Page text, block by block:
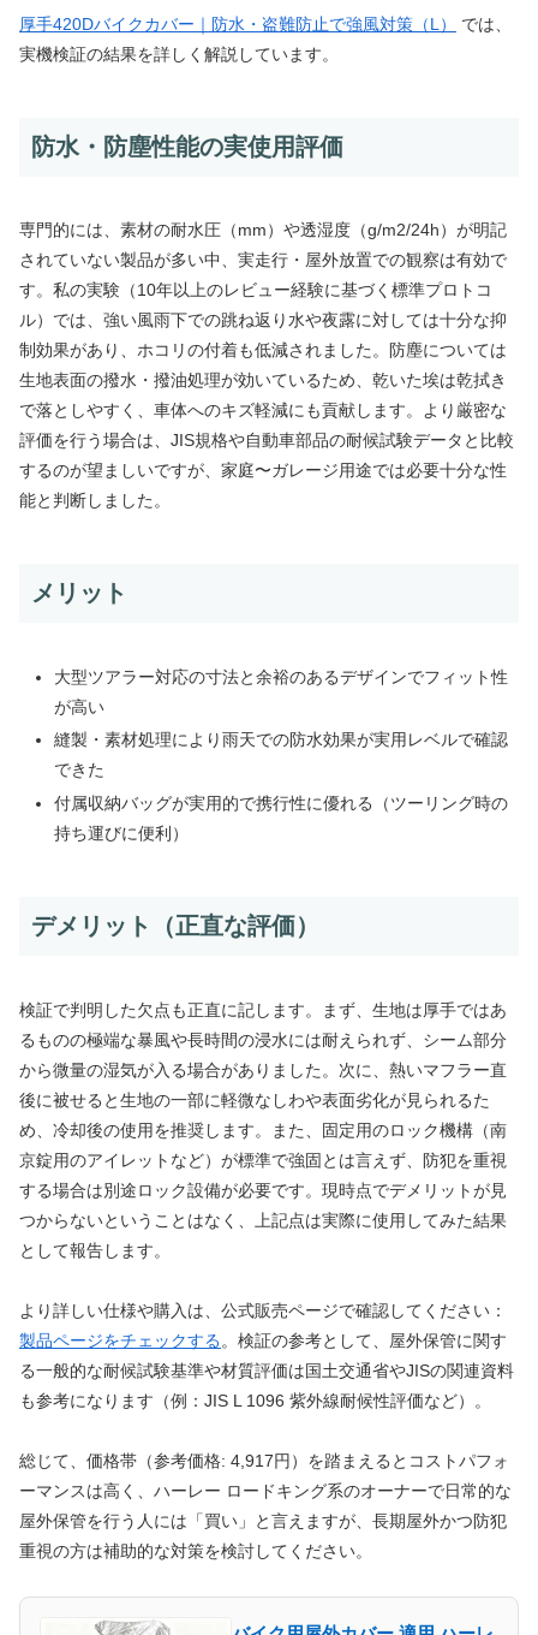
厚手420Dバイクカバー｜防水・盗難防止で強風対策（L）
では、
実機検証の結果を詳しく解説しています。
防水・防塵性能の実使用評価
専門的には、素材の耐水圧（mm）や透湿度（g/m2/24h）が明記
されていない製品が多い中、実走行・屋外放置での観察は有効で
す。私の実験（10年以上のレビュー経験に基づく標準プロトコ
ル）では、強い風雨下での跳ね返り水や夜露に対しては十分な抑
制効果があり、ホコリの付着も低減されました。防塵については
生地表面の撥水・撥油処理が効いているため、乾いた埃は乾拭き
で落としやすく、車体へのキズ軽減にも貢献します。より厳密な
評価を行う場合は、JIS規格や自動車部品の耐候試験データと比較
するのが望ましいですが、家庭〜ガレージ用途では必要十分な性
能と判断しました。
メリット
大型ツアラー対応の寸法と余裕のあるデザインでフィット性
が高い
縫製・素材処理により雨天での防水効果が実用レベルで確認
できた
付属収納バッグが実用的で携行性に優れる（ツーリング時の
持ち運びに便利）
デメリット（正直な評価）
検証で判明した欠点も正直に記します。まず、生地は厚手ではあ
るものの極端な暴風や長時間の浸水には耐えられず、シーム部分
から微量の湿気が入る場合がありました。次に、熱いマフラー直
後に被せると生地の一部に軽微なしわや表面劣化が見られるた
め、冷却後の使用を推奨します。また、固定用のロック機構（南
京錠用のアイレットなど）が標準で強固とは言えず、防犯を重視
する場合は別途ロック設備が必要です。現時点でデメリットが見
つからないということはなく、上記点は実際に使用してみた結果
として報告します。
より詳しい仕様や購入は、公式販売ページで確認してください：
製品ページをチェックする。検証の参考として、屋外保管に関す
る一般的な耐候試験基準や材質評価は国土交通省やJISの関連資料
も参考になります（例：JIS L 1096 紫外線耐候性評価など）。
総じて、価格帯（参考価格: 4,917円）を踏まえるとコストパフォ
ーマンスは高く、ハーレー ロードキング系のオーナーで日常的な
屋外保管を行う人には「買い」と言えますが、長期屋外かつ防犯
重視の方は補助的な対策を検討してください。